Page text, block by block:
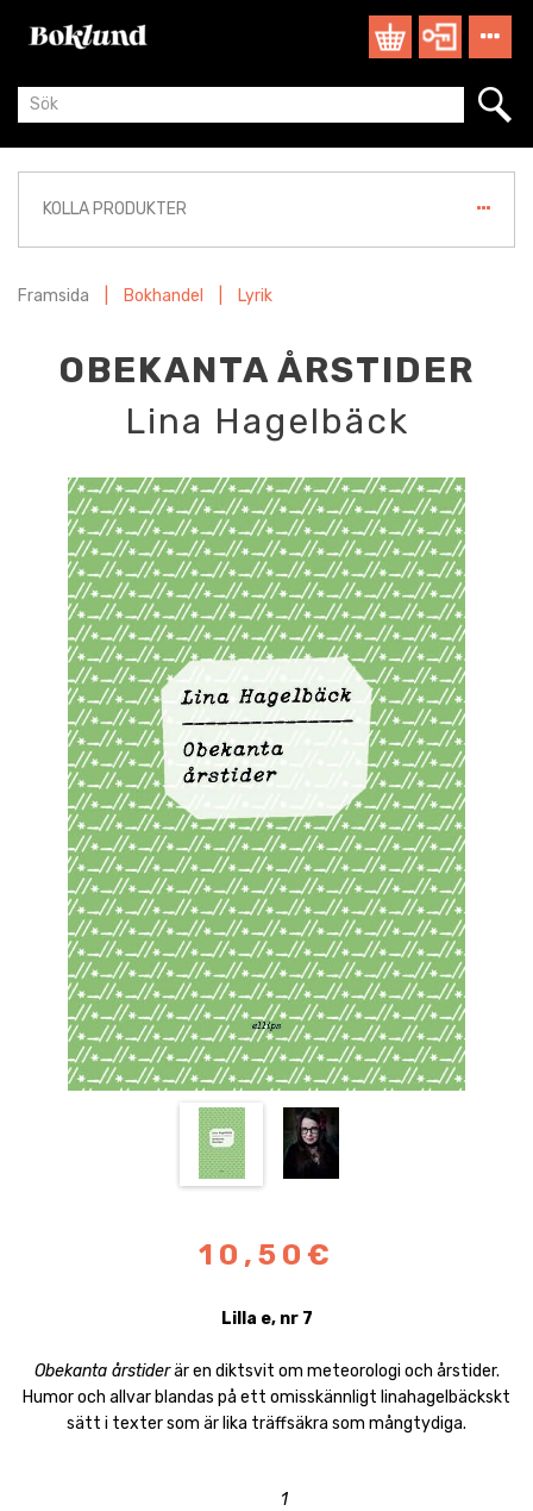
KOLLA PRODUKTER
Framsida Bokhandel Lyrik
OBEKANTA ÅRSTIDER
Lina Hagelbäck
10,50€
Lilla e, nr 7
Obekanta årstiderär en diktsvit om meteorologi och årstider.
Humor och allvar blandas på ett omisskännligt linahagelbäckskt
sätt i texter som är lika träffsäkra som mångtydiga.
1